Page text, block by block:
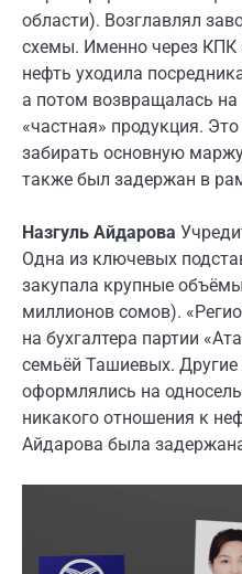
области). Возглавлял
схемы. Именно через
нефть уходила
а потом возвращалась на
«частная» продукция.
забирать основную
также был задержан в
Назгуль Айдарова
Одна из ключевых
закупала крупные
миллионов сомов).
на бухгалтера партии
семьёй Ташиевых.
оформлялись на
никакого отношения к
Айдарова была